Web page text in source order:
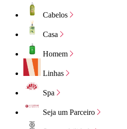
Cabelos
Casa
Homem
Linhas
Spa
Seja um Parceiro